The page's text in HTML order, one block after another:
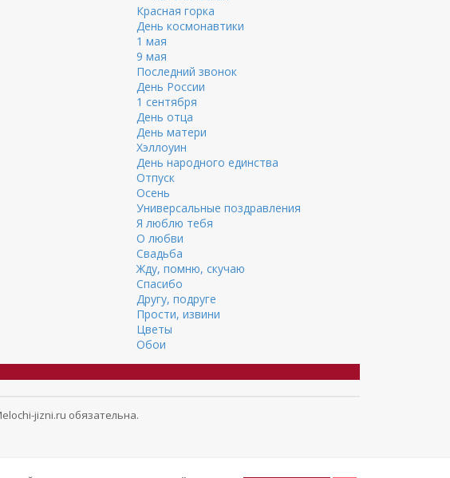
Красная горка
День космонавтики
1 мая
9 мая
Последний звонок
День России
1 сентября
День отца
День матери
Хэллоуин
День народного единства
Отпуск
Осень
Универсальные поздравления
Я люблю тебя
О любви
Свадьба
Жду, помню, скучаю
Спасибо
Другу, подруге
Прости, извини
Цветы
Обои
jizni.ru обязательна.